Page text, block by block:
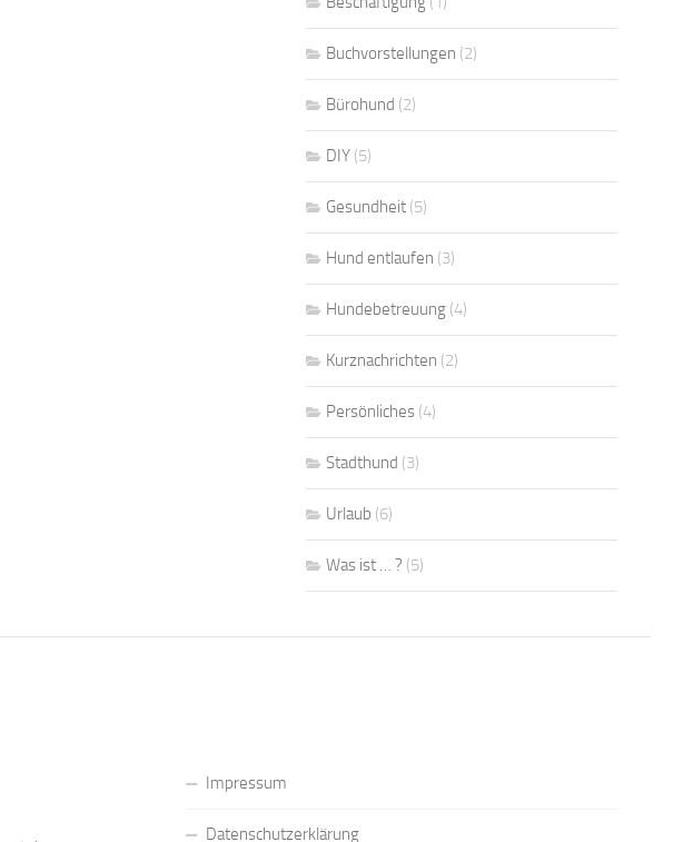
Buchvorstellungen (2)
Bürohund (2)
DIY (5)
Gesundheit (5)
Hund entlaufen (3)
Hundebetreuung (4)
Kurznachrichten (2)
Persönliches (4)
Stadthund (3)
Urlaub (6)
Was ist … ? (5)
Impressum
Datenschutzerklärung